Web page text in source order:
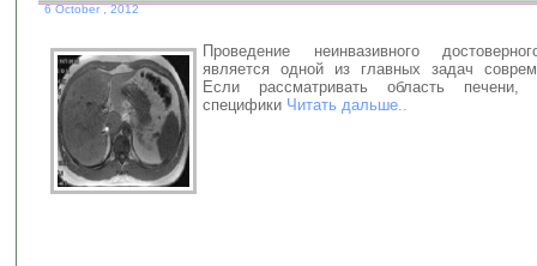
6 October , 2012
Проведение неинвазивного
является одной из главных задач
Если рассматривать область печени,
специфики Читать дальше..